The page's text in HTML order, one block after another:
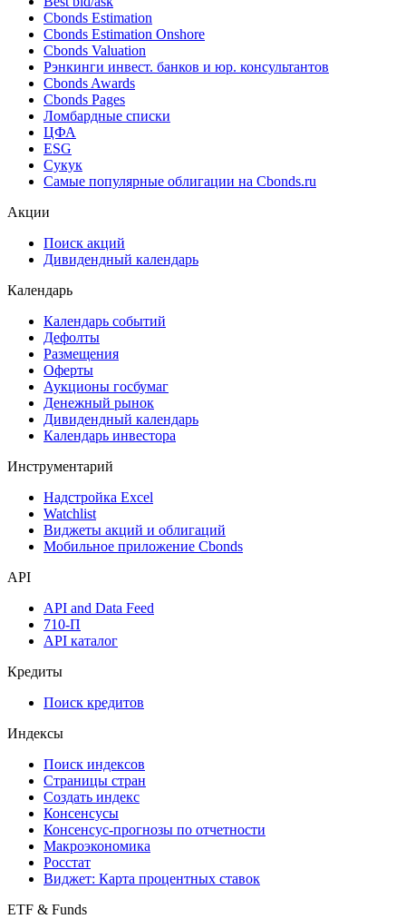
Cbonds Estimation
Cbonds Estimation Onshore
Cbonds Valuation
Рэнкинги инвест. банков и юр. консультантов
Cbonds Awards
Cbonds Pages
Ломбардные списки
ЦФА
ESG
Сукук
Самые популярные облигации на Cbonds.ru
Акции
Поиск акций
Дивидендный календарь
Календарь
Календарь событий
Дефолты
Размещения
Оферты
Аукционы госбумаг
Денежный рынок
Дивидендный календарь
Календарь инвестора
Инструментарий
Надстройка Excel
Watchlist
Виджеты акций и облигаций
Мобильное приложение Cbonds
API
API and Data Feed
710-П
API каталог
Кредиты
Поиск кредитов
Индексы
Поиск индексов
Страницы стран
Создать индекс
Консенсусы
Консенсус-прогнозы по отчетности
Макроэкономика
Росстат
Виджет: Карта процентных ставок
ETF & Funds